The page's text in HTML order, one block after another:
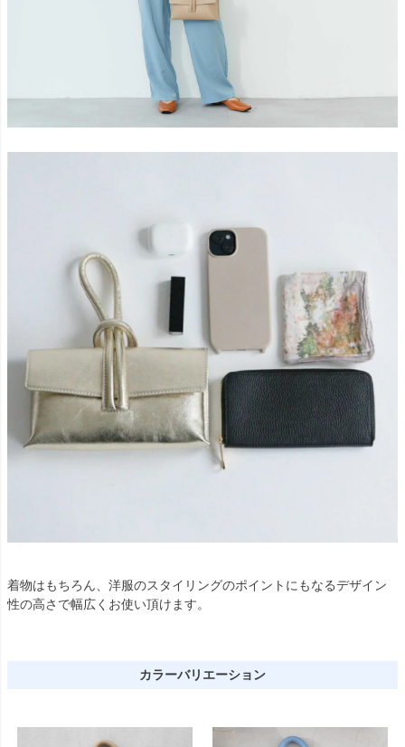
着物はもちろん、洋服のスタイリングのポイントにもなるデザイン
性の高さで幅広くお使い頂けます。
カラーバリエーション